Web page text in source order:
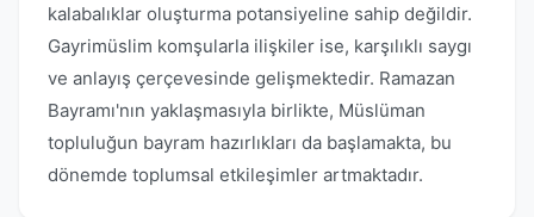
kalabalıklar oluşturma potansiyeline sahip değildir.
Gayrimüslim komşularla ilişkiler ise, karşılıklı saygı
ve anlayış çerçevesinde gelişmektedir. Ramazan
Bayramı'nın yaklaşmasıyla birlikte, Müslüman
topluluğun bayram hazırlıkları da başlamakta, bu
dönemde toplumsal etkileşimler artmaktadır.